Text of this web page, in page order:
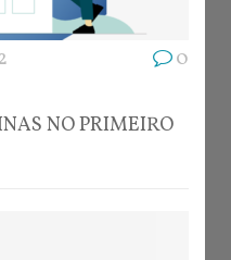
0
NO PRIMEIRO